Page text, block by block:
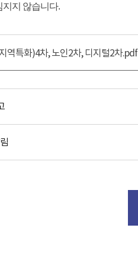
지 않습니다.
역특화)4차, 노인2차, 디지털2차.pdf